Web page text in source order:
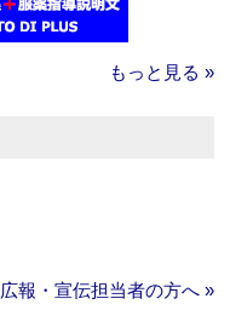
もっと見る »
広報・宣伝担当者の方へ »